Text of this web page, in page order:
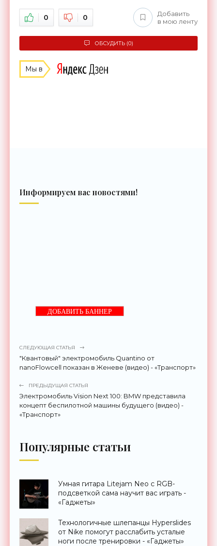
0 0
Добавить
в мою ленту
ОБСУДИТЬ (0)
Мы в
Информируем вас новостями!
ДОБАВИТЬ БАННЕР
СЛЕДУЮЩАЯ СТАТЬЯ
"Квантовый" электромобиль Quantino от
nanoFlowcell показан в Женеве (видео) - «Транспорт»
ПРЕДЫДУЩАЯ СТАТЬЯ
Электромобиль Vision Next 100: BMW представила
концепт беспилотной машины будущего (видео) -
«Транспорт»
Популярные статьи
Умная гитара Litejam Neo с RGB-
подсветкой сама научит вас играть -
«Гаджеты»
Технологичные шлепанцы Hyperslides
от Nike помогут расслабить усталые
ноги после тренировки - «Гаджеты»